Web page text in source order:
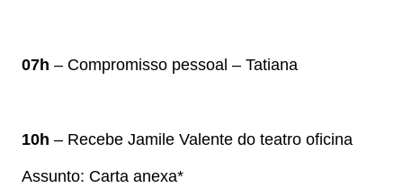
07h – Compromisso pessoal – Tatiana
10h – Recebe Jamile Valente do teatro oficina
Assunto: Carta anexa*